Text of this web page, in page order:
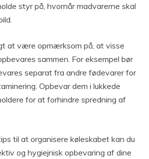
styr på, hvornår madvarerne skal
at være opmærksom på, at visse
sammen. For eksempel bør
separat fra andre fødevarer for
Opbevar dem i lukkede
for at forhindre spredning af
til at organisere køleskabet kan du
og hygiejnisk opbevaring af dine